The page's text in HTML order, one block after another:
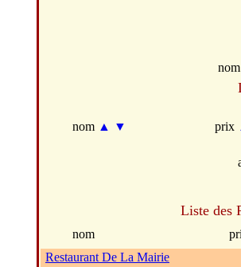
nom ▲ ▼ prix
Liste des
nom
Restaurant De La Mairie